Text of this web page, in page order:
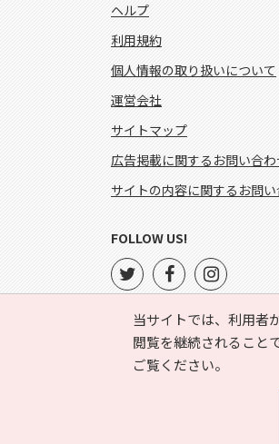
当サイトでは、利用者
閲覧を継続されること
ご覧ください。
ヘルプ
利用規約
個人情報の取り扱いについて
運営会社
サイトマップ
広告掲載に関するお問い合わ
サイトの内容に関するお問
FOLLOW US!